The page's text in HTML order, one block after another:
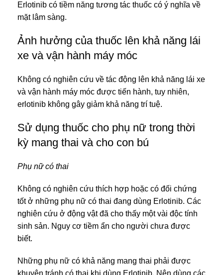
Erlotinib có tiềm năng tương tác thuốc có ý nghĩa về
mặt lâm sàng.
Ảnh hưởng của thuốc lên khả năng lái
xe và vận hành máy móc
Không có nghiên cứu về tác động lên khả năng lái xe
và vận hành máy móc được tiến hành, tuy nhiên,
erlotinib không gây giảm khả năng trí tuệ.
Sử dụng thuốc cho phụ nữ trong thời
kỳ mang thai và cho con bú
Phụ nữ có thai
Không có nghiên cứu thích hợp hoặc có đối chứng
tốt ở những phụ nữ có thai đang dùng Erlotinib. Các
nghiên cứu ở động vật đã cho thấy một vài độc tính
sinh sản. Nguy cơ tiềm ẩn cho người chưa được
biết.
Những phụ nữ có khả năng mang thai phải được